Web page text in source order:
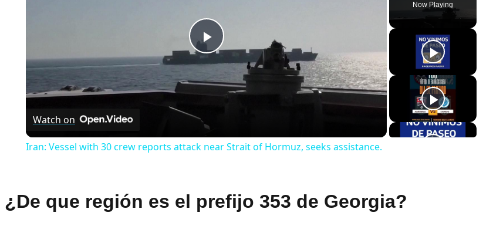
Now Playing
Play
Video
Watch on
Iran: Vessel with 30 crew reports attack near Strait of Hormuz, seeks assistance.
¿De que región es el prefijo 353 de Georgia?